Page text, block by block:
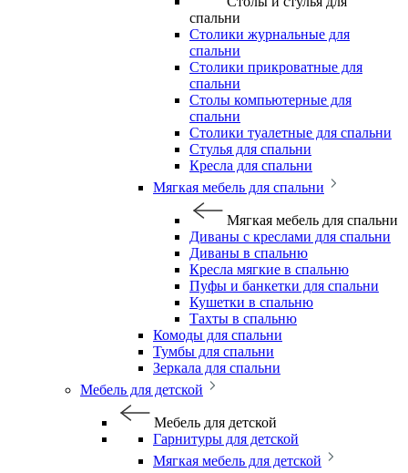
спальни
Столики журнальные для
спальни
Столики прикроватные для
спальни
Столы компьютерные для
спальни
Столики туалетные для спальни
Стулья для спальни
Кресла для спальни
Мягкая мебель для спальни
Мягкая мебель для спальни
Диваны с креслами для спальни
Диваны в спальню
Кресла мягкие в спальню
Пуфы и банкетки для спальни
Кушетки в спальню
Тахты в спальню
Комоды для спальни
Тумбы для спальни
Зеркала для спальни
Мебель для детской
Мебель для детской
Гарнитуры для детской
Мягкая мебель для детской